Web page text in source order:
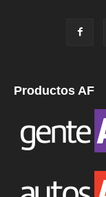
Productos AF